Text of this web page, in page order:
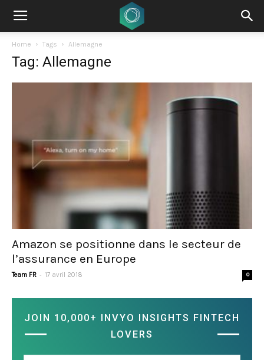
Home Tags Allemagne
Tag: Allemagne
Amazon se positionne dans le secteur de
l’assurance en Europe
Team FR - 17 avril 2018 0
JOIN 10,000+ INVYO INSIGHTS FINTECH
LOVERS